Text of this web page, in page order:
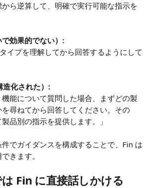
から逆算して、明確で実行可能な指示を
効果的でない）:
イプを理解してから回答するようにして
造化された）:
機能について質問した場合、まずどの製
尋ねてから回答してください。その
品別の指示を提供します。」
でガイダンスを構成することで、Fin は
きます。
Fin に直接話しかける